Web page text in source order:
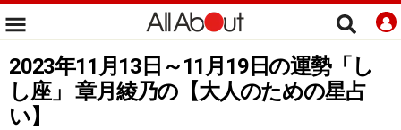
2023年11月13日～11月19日の運勢「し
し座」 章月綾乃の【大人のための星占
い】